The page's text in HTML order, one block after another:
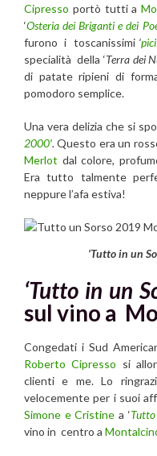
Cipresso portò tutti a
‘Osteria dei Briganti e dei
furono i toscanissimi ‘
specialità della ‘Terra dei
di patate ripieni di
pomodoro semplice.
Una vera delizia che si
2000′.Questo era un
Merlot dal colore,
Era tutto talmente
neppure l’afa estiva!
‘Tutto in un
‘Tutto in un
sul vino a
Congedati i Sud
Roberto Cipresso si
clienti e me. Lo
velocemente per i suoi
Simone e Cristine a ‘
vino in centro a